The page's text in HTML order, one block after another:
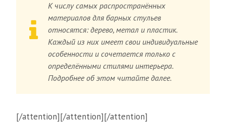
К числу самых распространённых
материалов для барных стульев
относятся: дерево, метал и пластик.
Каждый из них имеет свои индивидуальные
особенности и сочетается только с
определёнными стилями интерьера.
Подробнее об этом читайте далее.
[/attention][/attention][/attention]